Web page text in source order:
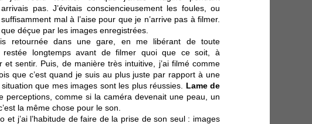
pas. J’évitais consciencieusement les foules, ou
mal à l’aise pour que je n’arrive pas à filmer.
déçue par les images enregistrées.
retournée dans une gare, en me libérant de toute
restée longtemps avant de filmer quoi que ce soit, à
et sentir. Puis, de manière très intuitive, j’ai filmé comme
que c’est quand je suis au plus juste par rapport à une
que mes images sont les plus réussies. Lame de
perceptions, comme si la caméra devenait une peau, un
la même chose pour le son.
et j’ai l’habitude de faire de la prise de son seul : images